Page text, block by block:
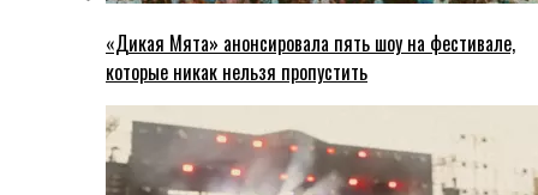
«Дикая Мята» анонсировала пять шоу на фестивале,
которые никак нельзя пропустить